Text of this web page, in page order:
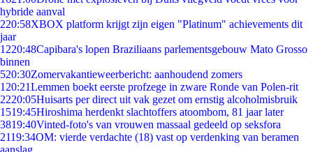
hybride aanval
220:58XBOX platform krijgt zijn eigen "Platinum" achievements dit
jaar
1220:48Capibara's lopen Braziliaans parlementsgebouw Mato Grosso
binnen
520:30Zomervakantieweerbericht: aanhoudend zomers
1 20:21Lemmen boekt eerste profzege in zware Ronde van Polen-rit
2220:05Huisarts per direct uit vak gezet om ernstig alcoholmisbruik
1519:45Hiroshima herdenkt slachtoffers atoombom, 81 jaar later
3819:40Vinted-foto's van vrouwen massaal gedeeld op seksfora
2119:34OM: vierde verdachte (18) vast op verdenking van beramen
aanslag